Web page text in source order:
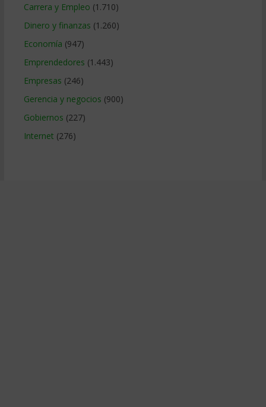
Carrera y Empleo (1.710)
Dinero y finanzas (1.260)
Economía (947)
Emprendedores (1.443)
Empresas (246)
Gerencia y negocios (900)
Gobiernos (227)
Internet (276)